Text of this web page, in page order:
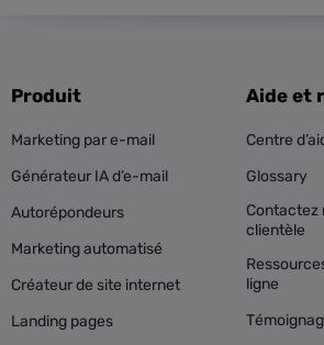
Produit
Marketing par e-mail
Générateur IA d’e-mail
Autorépondeurs
Marketing automatisé
Créateur de site internet
Landing pages
Aide et
Centre
Glossary
Contactez
clientèle
ligne